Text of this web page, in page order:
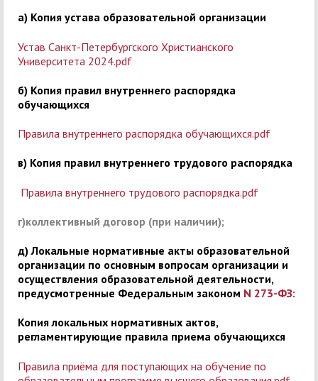
а) Копия устава образовательной организации
Устав Санкт-Петербургского Христианского
Университета 2024.pdf
б) Копия правил внутреннего распорядка
обучающихся
Правила внутреннего распорядка обучающихся.pdf
в) Копия правил внутреннего трудового распорядка
Правила внутреннего трудового распорядка.pdf
г)коллективный договор (при наличии);
д) Локальные нормативные акты образовательной
организации по основным вопросам организации и
осуществления образовательной деятельности,
предусмотренные Федеральным законом N 273-ФЗ:
Копия локальных нормативных актов,
регламентирующие правила приема обучающихся
Правила приёма для поступающих на обучение по